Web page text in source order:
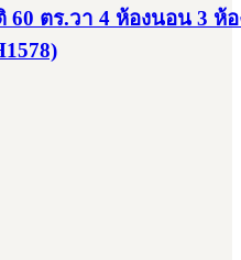
ตร.วา 4 ห้องนอน 3 ห้